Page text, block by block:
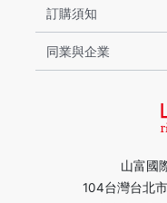
山富國
104台灣台北
訂購須知
同業與企業